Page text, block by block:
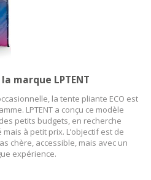
marque LPTENT
la tente pliante ECO est
LPTENT a conçu ce modèle
petits budgets, en recherche
à petit prix. L’objectif est de
chère, accessible, mais avec un
expérience.